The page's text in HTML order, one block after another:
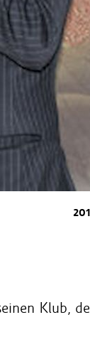
Klub,